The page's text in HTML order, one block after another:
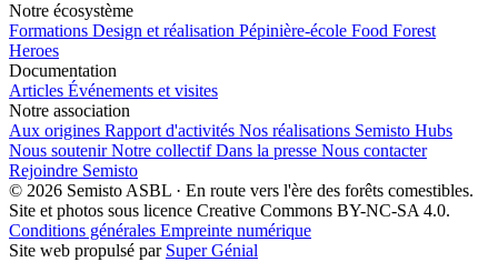
Notre écosystème
Formations Design et réalisation Pépinière-école Food Forest
Heroes
Documentation
Articles Événements et visites
Notre association
Aux origines Rapport d'activités Nos réalisations Semisto Hubs
Nous soutenirNotre collectifDans la presse Nous contacter
Rejoindre Semisto
© 2026 Semisto ASBL · En route vers l'ère des forêts comestibles.
Site et photos sous licence Creative Commons BY-NC-SA 4.0.
Conditions générales Empreinte numérique
Site web propulsé par Super Génial